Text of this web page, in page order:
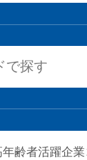
齢者活躍企業